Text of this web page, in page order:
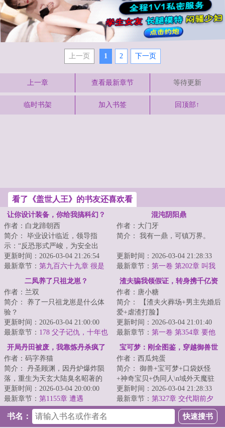
上一页 1 2 下一页
上一章 查看最新章节 等待更新
临时书架 加入书签 回顶部↑
看了《盖世人王》的书友还喜欢看
让你设计装备，你给我搞科幻？
作者：白龙蹄朝西
简介： 毕业设计临近，领导指
示：“反恐形式严峻，为安全出
发，设计一款防御性武器！”展示
会上，...
更新时间：2026-03-04 21:26:54
最新章节： 第九百六十九章 很是
混沌阴阳鼎
作者：大门牙
简介： 我有一鼎，可镇万界。
阴阳初鸣，生道纹定天地乾坤。
更新时间：2026-03-04 21:28:33
最新章节： 第一卷 第202章 叫我
大哥！
二凤养了只祖龙崽？
作者：兰双
简介： 养了一只祖龙崽是什么体
验？
李世民：政儿这孩子，打小就聪
明...
更新时间：2026-03-04 21:00:00
最新章节： 178 父子记仇，十年也
报！
渣夫骗我领假证，转身携千亿资
产嫁权少
作者：唐小糖
简介： 【渣夫火葬场+男主先婚后
爱+虐渣打脸】
结婚两年，江染补办...
更新时间：2026-03-04 21:01:40
最新章节： 第一卷 第354章 要他
们千百倍的还回来
开局丹田被废，我靠炼丹杀疯了
作者：码字养猫
简介： 丹圣顾渊，因丹炉爆炸陨
落，重生为天玄大陆臭名昭著的
纨绔少爷。丹田被废，家族倾
颓，强敌...
更新时间：2026-03-04 20:00:00
最新章节： 第1155章 遭遇
宝可梦：刚全图鉴，穿越御兽世
作者：西瓜炖蛋
简介： 御兽+宝可梦+口袋妖怪
+神奇宝贝+伪同人\n域外天魔驻
御兽世界总指挥使。
<...
更新时间：2026-03-04 21:28:33
最新章节： 第327章 交代期前夕
书名：